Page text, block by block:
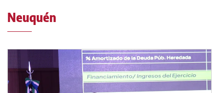
Neuquén